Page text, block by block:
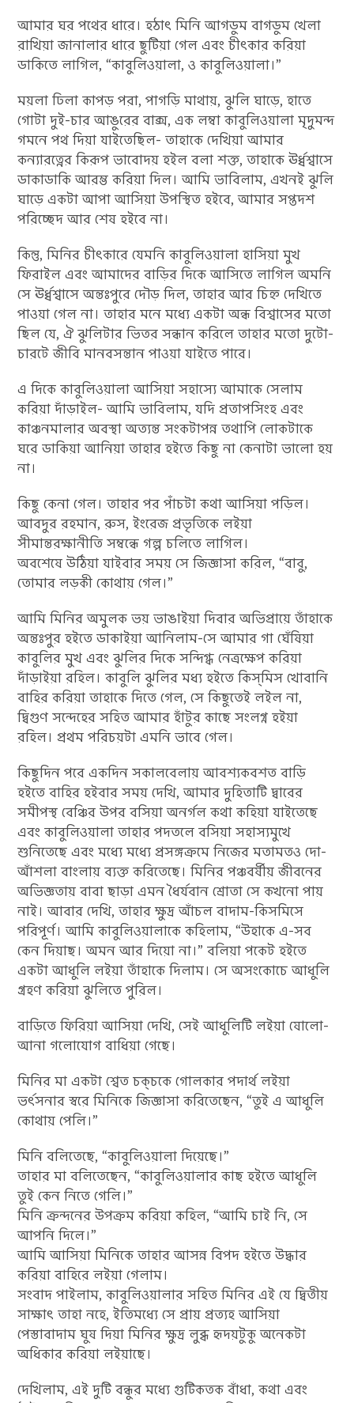
আমার ঘর পথের ধারে। হঠাৎ মিনি আগডুম বাগডুম খেলা
রাখিয়া জানালার ধারে ছুটিয়া গেল এবং চীৎকার করিয়া
ডাকিতে লাগিল, “কাবুলিওয়ালা, ও কাবুলিওয়ালা।”
ময়লা ঢিলা কাপড় পরা, পাগড়ি মাথায়, ঝুলি ঘাড়ে, হাতে
গোটা দুই-চার আঙুরের বাক্স, এক লম্বা কাবুলিওয়ালা মৃদুমন্দ
গমনে পথ দিয়া যাইতেছিল- তাহাকে দেখিয়া আমার
কন্যারত্নের কিরূপ ভাবোদয় হইল বলা শক্ত, তাহাকে ঊর্ধ্বশ্বাসে
ডাকাডাকি আরম্ভ করিয়া দিল। আমি ভাবিলাম, এখনই ঝুলি
ঘাড়ে একটা আপা আসিয়া উপস্থিত হইবে, আমার সপ্তদশ
পরিচ্ছেদ আর শেষ হইবে না।
কিন্তু, মিনির চীৎকারে যেমনি কাবুলিওয়ালা হাসিয়া মুখ
ফিরাইল এবং আমাদের বাড়ির দিকে আসিতে লাগিল অমনি
সে ঊর্ধ্বশ্বাসে অন্তঃপুরে দৌড় দিল, তাহার আর চিহ্ন দেখিতে
পাওয়া গেল না। তাহার মনে মধ্যে একটা অন্ধ বিশ্বাসের মতো
ছিল যে, ঐ ঝুলিটার ভিতর সন্ধান করিলে তাহার মতো দুটো-
চারটে জীবি মানবসন্তান পাওয়া যাইতে পারে।
এ দিকে কাবুলিওয়ালা আসিয়া সহাস্যে আমাকে সেলাম
করিয়া দাঁড়াইল- আমি ভাবিলাম, যদি প্রতাপসিংহ এবং
কাঞ্চনমালার অবস্থা অত্যন্ত সংকটাপন্ন তথাপি লোকটাকে
ঘরে ডাকিয়া আনিয়া তাহার হইতে কিছু না কেনাটা ভালো হয়
না।
কিছু কেনা গেল। তাহার পর পাঁচটা কথা আসিয়া পড়িল।
আবদুর রহমান, রুস, ইংরেজ প্রভৃতিকে লইয়া
সীমান্তরক্ষানীতি সম্বন্ধে গল্প চলিতে লাগিল।
অবশেষে উঠিয়া যাইবার সময় সে জিজ্ঞাসা করিল, “বাবু,
তোমার লড়কী কোথায় গেল।”
আমি মিনির অমুলক ভয় ভাঙাইয়া দিবার অভিপ্রায়ে তাঁহাকে
অন্তঃপুর হইতে ডাকাইয়া আনিলাম-সে আমার গা ঘেঁষিয়া
কাবুলির মুখ এবং ঝুলির দিকে সন্দিগ্ধ নেত্ৰক্ষেপ করিয়া
দাঁড়াইয়া রহিল। কাবুলি ঝুলির মধ্য হইতে কিস্‌মিস খোবানি
বাহির করিয়া তাহাকে দিতে গেল, সে কিছুতেই লইল না,
দ্বিগুণ সন্দেহের সহিত আমার হাঁটুর কাছে সংলগ্ন হইয়া
রহিল। প্রথম পরিচয়টা এমনি ভাবে গেল।
কিছুদিন পরে একদিন সকালবেলায় আবশ্যকবশত বাড়ি
হইতে বাহির হইবার সময় দেখি, আমার দুহিতাটি দ্বারের
সমীপস্থ বেঞ্চির উপর বসিয়া অনর্গল কথা কহিয়া যাইতেছে
এবং কাবুলিওয়ালা তাহার পদতলে বসিয়া সহাস্যমুখে
শুনিতেছে এবং মধ্যে মধ্যে প্রসঙ্গক্রমে নিজের মতামতও দো-
আঁশলা বাংলায় ব্যক্ত করিতেছে। মিনির পঞ্চবর্ষীয় জীবনের
অভিজ্ঞতায় বাবা ছাড়া এমন ধৈর্যবান শ্রোতা সে কখনো পায়
নাই। আবার দেখি, তাহার ক্ষুদ্র আঁচল বাদাম-কিসমিসে
পরিপূর্ণ। আমি কাবুলিওয়ালাকে কহিলাম, “উহাকে এ-সব
কেন দিয়াছ। অমন আর দিয়ো না।” বলিয়া পকেট হইতে
একটা আধুলি লইয়া তাঁহাকে দিলাম। সে অসংকোচে আধুলি
গ্রহণ করিয়া ঝুলিতে পুরিল।
বাড়িতে ফিরিয়া আসিয়া দেখি, সেই আধুলিটি লইয়া ষোলো-
আনা গলোযোগ বাধিয়া গেছে।
মিনির মা একটা শ্বেত চক্‌চকে গোলকার পদার্থ লইয়া
ভর্ৎসনার স্বরে মিনিকে জিজ্ঞাসা করিতেছেন, “তুই এ আধুলি
কোথায় পেলি।”
মিনি বলিতেছে, “কাবুলিওয়ালা দিয়েছে।”
তাহার মা বলিতেছেন, “কাবুলিওয়ালার কাছ হইতে আধুলি
তুই কেন নিতে গেলি।”
মিনি ক্রন্দনের উপক্রম করিয়া কহিল, “আমি চাই নি, সে
আপনি দিলে।”
আমি আসিয়া মিনিকে তাহার আসন্ন বিপদ হইতে উদ্ধার
করিয়া বাহিরে লইয়া গেলাম।
সংবাদ পাইলাম, কাবুলিওয়ালার সহিত মিনির এই যে দ্বিতীয়
সাক্ষাৎ তাহা নহে, ইতিমধ্যে সে প্রায় প্রত্যহ আসিয়া
পেস্তাবাদাম ঘুষ দিয়া মিনির ক্ষুদ্র লুব্ধ হৃদয়টুকু অনেকটা
অধিকার করিয়া লইয়াছে।
দেখিলাম, এই দুটি বন্ধুর মধ্যে গুটিকতক বাঁধা, কথা এবং